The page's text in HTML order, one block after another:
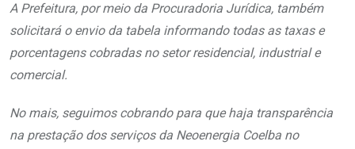
A Prefeitura, por meio da Procuradoria Jurídica, também
solicitará o envio da tabela informando todas as taxas e
porcentagens cobradas no setor residencial, industrial e
comercial.
No mais, seguimos cobrando para que haja transparência
na prestação dos serviços da Neoenergia Coelba no